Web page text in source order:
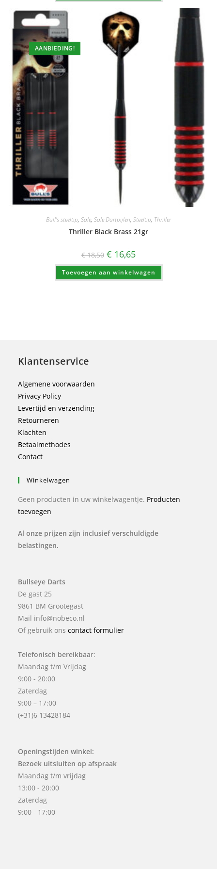
AANBIEDING!
Bull's steeltip, Sale, Sale Dartpijlen, Steeltip, Thriller
Thriller Black Brass 21gr
€18,50 Oorspronkelijke
prijs
was:
€ 18,50.
€ 16,65prijs
is:
€ 16,65.
Toevoegen aan winkelwagen
Klantenservice
Algemene voorwaarden
Privacy Policy
Levertijd en verzending
Retourneren
Klachten
Betaalmethodes
Contact
Winkelwagen
Geen producten in uw winkelwagentje. Producten
toevoegen
Al onze prijzen zijn inclusief verschuldigde
belastingen.
Bullseye Darts
De gast 25
9861 BM Grootegast
Mail info@nobeco.nl
Of gebruik onscontact formulier
Telefonisch bereikbaar:
Maandag t/m Vrijdag
9:00 - 20:00
Zaterdag
9:00 – 17:00
(+31)6 13428184
Openingstijden winkel:
Bezoek uitsluiten op afspraak
Maandag t/m vrijdag
13:00 - 20:00
Zaterdag
9:00 - 17:00